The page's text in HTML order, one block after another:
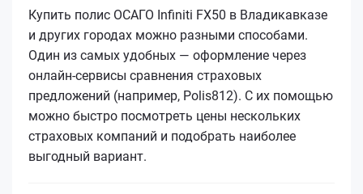
Купить полис ОСАГО Infiniti FX50 в Владикавказе
и других городах можно разными способами.
Один из самых удобных — оформление через
онлайн-сервисы сравнения страховых
предложений (например, Polis812). С их помощью
можно быстро посмотреть цены нескольких
страховых компаний и подобрать наиболее
выгодный вариант.